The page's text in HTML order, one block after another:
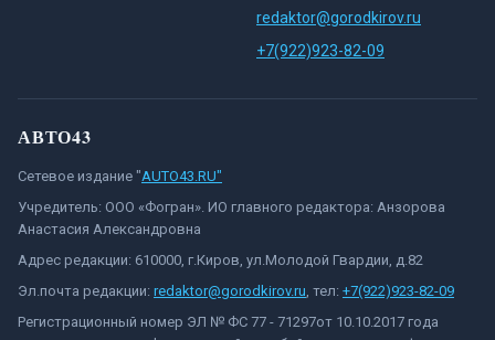
redaktor@gorodkirov.ru
+7(922)923-82-09
АВТО43
Сетевое издание "AUTO43.RU"
Учредитель: ООО «Фогран». ИО главного редактора: Анзорова
Анастасия Александровна
Адрес редакции: 610000, г.Киров, ул.Молодой Гвардии, д.82
Эл.почта редакции: redaktor@gorodkirov.ru, тел: +7(922)923-82-09
Регистрационный номер ЭЛ № ФС 77 - 71297от 10.10.2017 года